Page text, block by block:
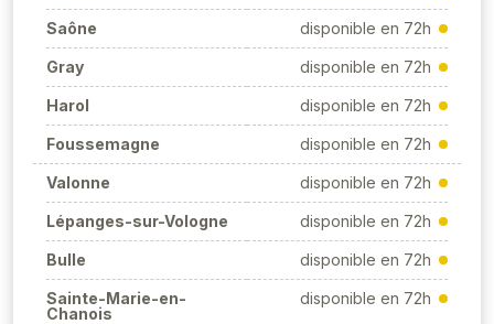
Saône disponible en 72h
Gray disponible en 72h
Harol disponible en 72h
Foussemagne disponible en 72h
Valonne disponible en 72h
Lépanges-sur-Vologne disponible en 72h
Bulle disponible en 72h
Sainte-Marie-en-
Chanois
disponible en 72h